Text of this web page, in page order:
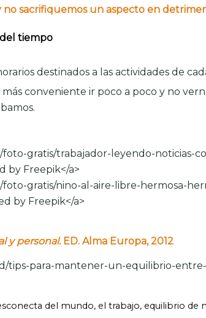
no sacrifiquemos un aspecto en
tiempo
destinados a las actividades de
más conveniente ir poco a poco y no
foto-gratis/trabajador-leyendo-noticias-
by Freepik</a>
foto-gratis/nino-al-aire-libre-hermosa-
by Freepik</a>
y personal. ED. Alma Europa, 2012
tips-para-mantener-un-equilibrio-
del mundo, el trabajo, equilibrio de